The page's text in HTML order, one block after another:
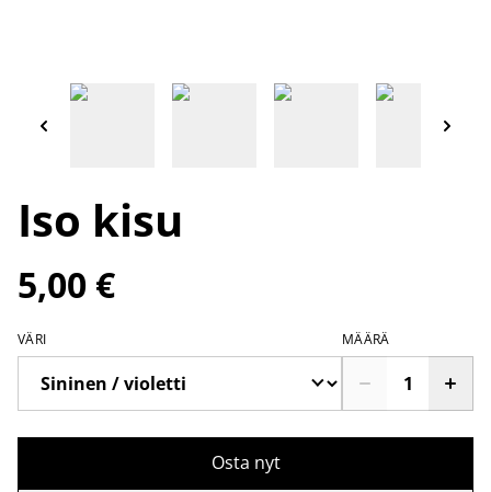
Iso kisu
5,00 €
VÄRI MÄÄRÄ
Osta nyt